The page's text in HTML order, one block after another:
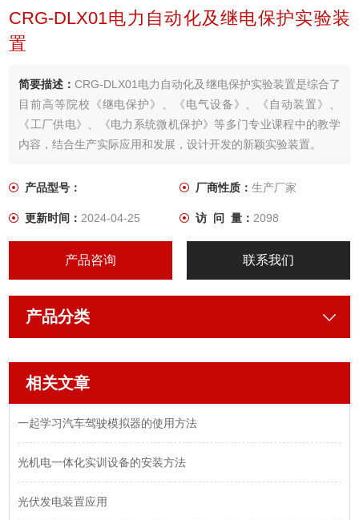
CRG-DLX01电力自动化及继电保护实验装
置
简要描述：CRG-DLX01电力自动化及继电保护实验装置是综合了
目前高等院校《继电保护》、《电气设备》、《自动装置》、
《工厂供电》、《电力系统微机保护》等多门专业课程中的教学
内容，结合生产实际应用和发展，设计开发的新颖实验装置。
产品型号： 厂商性质： 生产厂家
更新时间：2024-04-25 访 问 量： 2098
产品咨询 联系我们
产品分类
相关文章
一起学习汽车驾驶模拟器的使用方法
光机电一体化实训设备的安装方法
光伏发电装置应用